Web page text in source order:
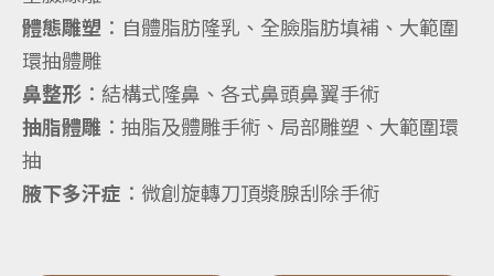
體態雕塑 ：自體脂肪隆乳、全臉脂肪填補、大範圍
環抽體雕
鼻整形 ：結構式隆鼻、各式鼻頭鼻翼手術
抽脂體雕 ：抽脂及體雕手術、局部雕塑、大範圍環
抽
腋下多汗症 ：微創旋轉刀頂漿腺刮除手術